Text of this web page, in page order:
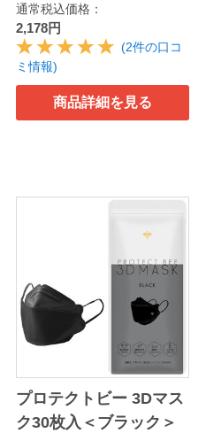
通常税込価格：
2,178円
(2件の口コ
ミ情報)
商品詳細を見る
プロテクトビー 3Dマス
ク30枚入＜ブラック＞